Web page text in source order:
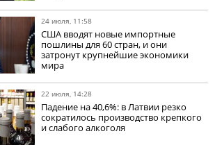
24 июля, 11:58
США вводят новые импортные
пошлины для 60 стран, и они
затронут крупнейшие экономики
мира
22 июля, 14:28
Падение на 40,6%: в Латвии резко
сократилось производство крепкого
и слабого алкоголя